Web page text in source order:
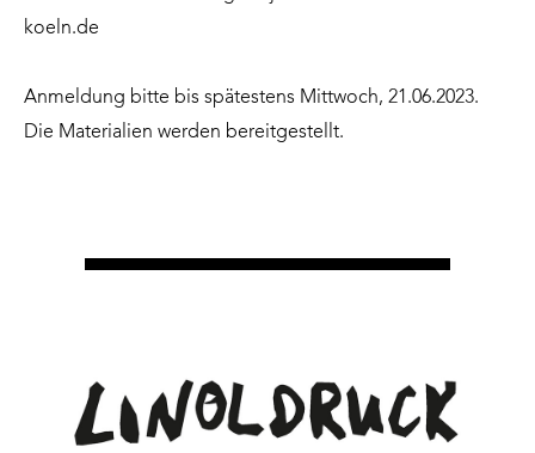
koeln.de
Anmeldung bitte bis spätestens Mittwoch, 21.06.2023.
Die Materialien werden bereitgestellt.